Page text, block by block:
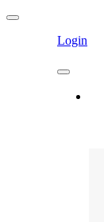
Login